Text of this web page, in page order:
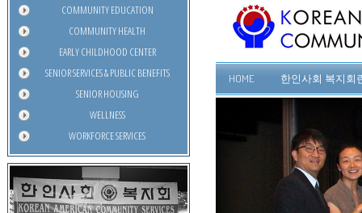
COMMUNITY EDUCATION
COMMUNITY HEALTH
EARLY CHILDHOOD CENTER
SENIOR SERVICES & PUBLIC BENEFITS
SENIOR HOUSING
WELLNESS
WORKFORCE SERVICES